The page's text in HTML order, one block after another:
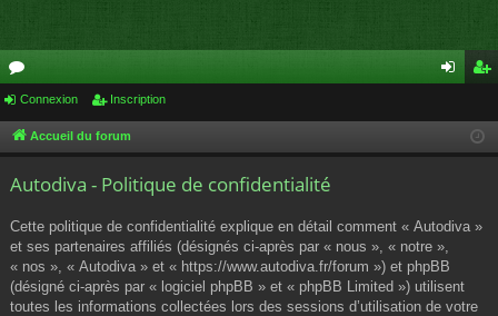
or
u cri
Connexion Inscription
Accueil du forum
Autodiva - Politique de confidentialité
Cette politique de confidentialité explique en détail comment « Autodiva »
et ses partenaires affiliés (désignés ci-après par « nous », « notre »,
« nos », « Autodiva » et « https://www.autodiva.fr/forum ») et phpBB
(désigné ci-après par « logiciel phpBB » et « phpBB Limited ») utilisent
toutes les informations collectées lors des sessions d’utilisation de votre